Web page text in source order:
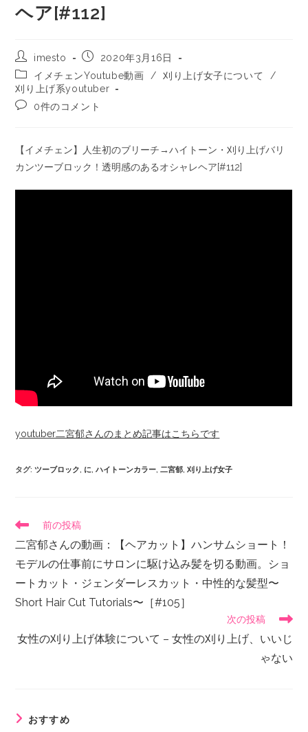
ヘア[#112]
imesto
2020年3月16日
イメチェンYoutube動画
/ 刈り上げ女子について
/
刈り上げ系youtuber
0件のコメント
【イメチェン】人生初のブリーチ→ハイトーン・刈り上げバリ
カンツーブロック！透明感のあるオシャレヘア[#112]
youtuber二宮郁さんのまとめ記事はこちらです
タグ:ツーブロック, に, ハイトーンカラー, 二宮郁, 刈り上げ女子
前の投稿
二宮郁さんの動画：【ヘアカット】ハンサムショート！
モデルの仕事前にサロンに駆け込み髪を切る動画。ショ
ートカット・ジェンダーレスカット・中性的な髪型〜
Short Hair Cut Tutorials〜［#105］
次の投稿
女性の刈り上げ体験について – 女性の刈り上げ、いいじ
ゃない
おすすめ